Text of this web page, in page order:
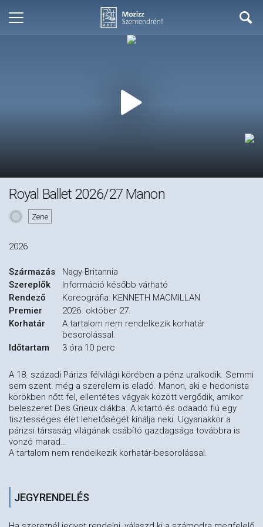
Royal Ballet 2026/27 Manon
Zene
2026
Származás
Nagy-Britannia
Szereplők
Információ később várható
Rendező
Koreográfia: KENNETH MACMILLAN
Premier
2026. október 27.
Korhatár
A tartalom nem rendelkezik korhatár
besorolással.
Időtartam
3 óra 10 perc
A 18. századi Párizs félvilági körében a pénz uralkodik. Semmi
sem szent: még a szerelem is eladó. Manon, aki e hedonista
körökben nőtt fel, ellentétes vágyak között vergődik, amikor
beleszeret Des Grieux diákba. A kitartó és odaadó fiú egy
tisztességes élet lehetőségét kínálja neki. Ugyanakkor a
párizsi társaság világának csábító gazdagsága továbbra is
vonzó marad…
A tartalom nem rendelkezik korhatár-besorolással.
JEGYRENDELÉS